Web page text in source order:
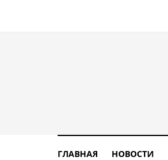
ГЛАВНАЯ НОВОСТИ